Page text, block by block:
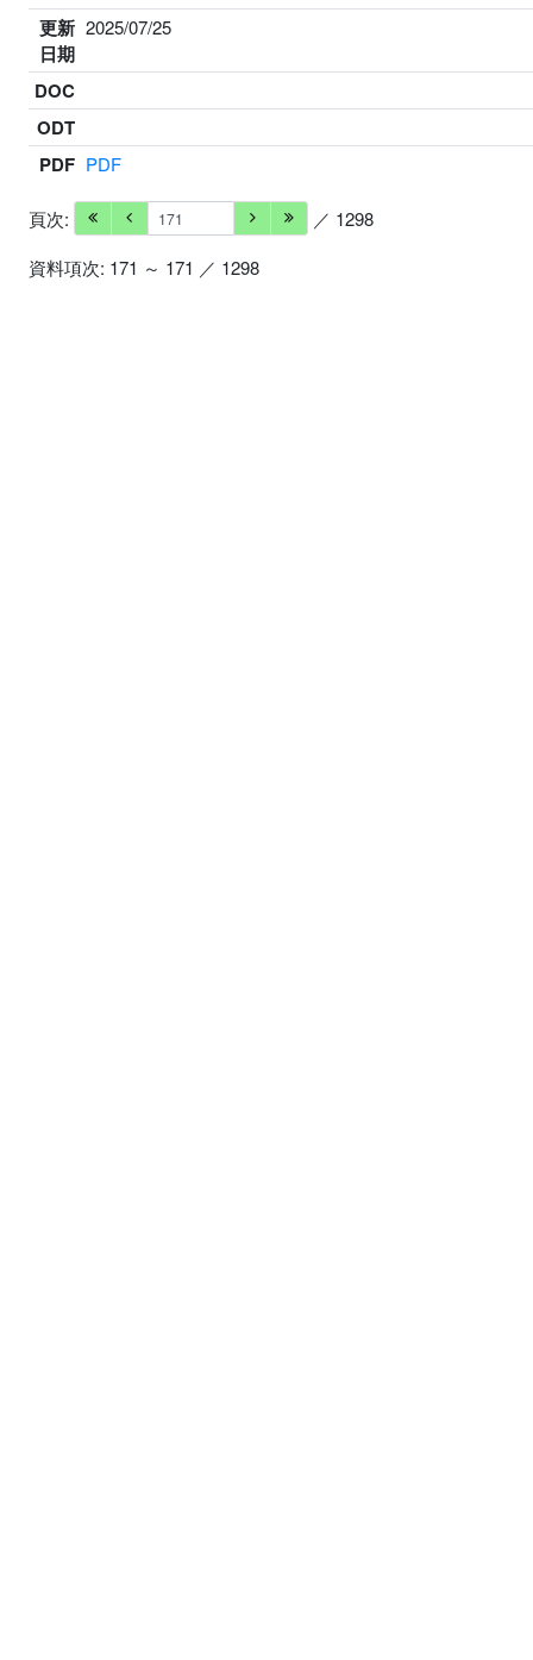
更新
日期
2025/07/25
DOC
ODT
PDF PDF
頁次:
／ 1298
資料項次: 171 ～ 171 ／ 1298